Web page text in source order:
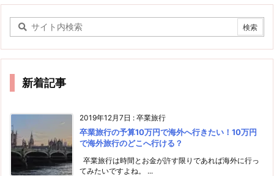
新着記事
2019年12月7日 : 卒業旅行
卒業旅行の予算10万円で海外へ行きたい！10万円
で海外旅行のどこへ行ける？
卒業旅行は時間とお金が許す限りであれば海外に行っ
てみたいですよね。 ...